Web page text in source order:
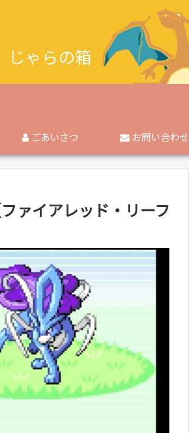
じゃらの箱
ごあいさつ お問い合わせ
ァイアレッド・リーフ